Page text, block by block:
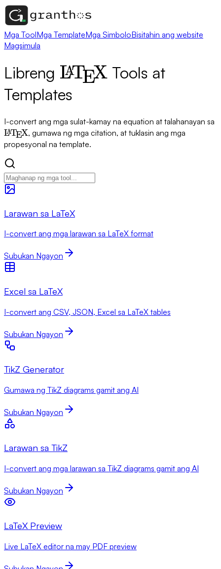
Mga ToolMga TemplateMga SimboloBisitahin ang website
Magsimula
Libreng \LaTeX
L
ATEXTools at
Templates
I-convert ang mga sulat-kamay na equation at talahanayan sa
LATEX, gumawa ng mga citation, at tuklasin ang mga
propesyonal na template.
Larawan sa LaTeX
I-convert ang mga larawan sa LaTeX format
Subukan Ngayon
Excel sa LaTeX
I-convert ang CSV, JSON, Excel sa LaTeX tables
Subukan Ngayon
TikZ Generator
Gumawa ng TikZ diagrams gamit ang AI
Subukan Ngayon
Larawan sa TikZ
I-convert ang mga larawan sa TikZ diagrams gamit ang AI
Subukan Ngayon
LaTeX Preview
Live LaTeX editor na may PDF preview